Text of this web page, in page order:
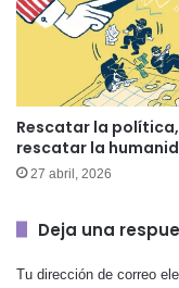
Rescatar la política,
rescatar la
27 abril, 2026
Deja una
Tu dirección de correo